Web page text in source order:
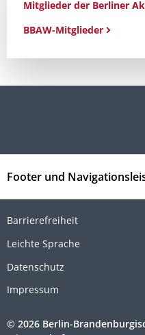
Mitglieder der Berliner
BBAW-Mitglieder
Footer und
Barrierefreiheit
Leichte Sprache
Datenschutz
Impressum
© 2026 Berlin-